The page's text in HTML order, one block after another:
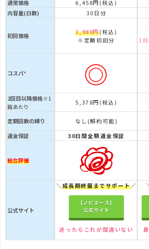
通常価格 6,458円 (税込)
内容量(日数) 30日分
初回価格 1,980円(税込)
※定期初回分
1
コスパ* ◎
2回目以降価格※1
箱あたり
5,378円 (税込)
定期回数の縛り なし(解約可能)
返金保証
30日間全額返金保証
総合評価
公式サイト
＼ 成長期終盤までサポート／
【ノビエース】
公式サイト
迷ったらこれが間違いない